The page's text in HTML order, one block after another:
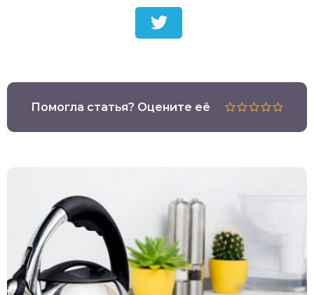
Помогла статья? Оцените её